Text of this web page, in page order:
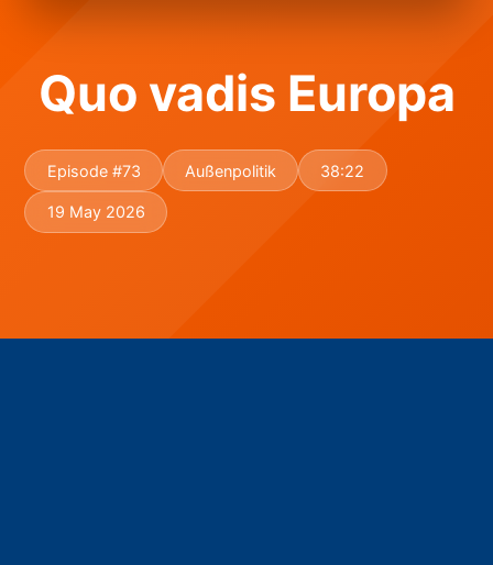
Quo vadis Europa
Episode #73 Außenpolitik 38:22
19 May 2026